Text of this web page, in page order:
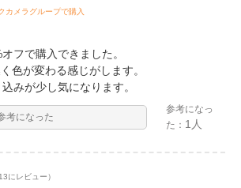
カメラグループで購入
フで購入できました。
色が変わる感じがします。
みが少し気になります。
考になった
参考になっ
た： 1人
にレビュー）